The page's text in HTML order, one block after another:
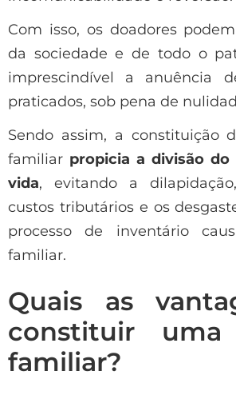
Com isso, os doadores
da sociedade e de todo o
imprescindível a anuência
praticados, sob pena de
Sendo assim, a constituição
familiar propicia a divisão
vida, evitando a
custos tributários e os
processo de inventário
familiar.
Quais as
constituir uma
familiar?